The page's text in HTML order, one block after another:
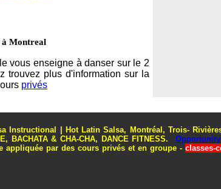
à Montreal
Instructional | Hot Latin Salsa, Montréal, Trois-
BACHATA & CHA-CHA, DANCE FITNESS.
appliquée par des cours privés et en groupe - classes-
vous enseigne à danser sur le 2
trouvez plus d'information sur la
privés